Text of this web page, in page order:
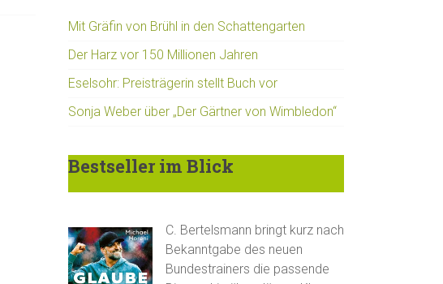
Mit Gräfin von Brühl in den Schattengarten
Der Harz vor 150 Millionen Jahren
Eselsohr: Preisträgerin stellt Buch vor
Sonja Weber über „Der Gärtner von Wimbledon“
Bestseller im Blick
C. Bertelsmann bringt kurz nach
Bekanntgabe des neuen
Bundestrainers die passende